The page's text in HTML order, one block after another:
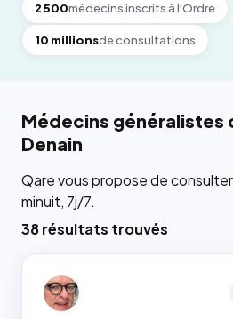
2 500médecins inscrits à l'Ordre
10 millionsde consultations
Médecins généralistes
Denain
Qare vous propose de
minuit, 7j/7.
38 résultats trouvés